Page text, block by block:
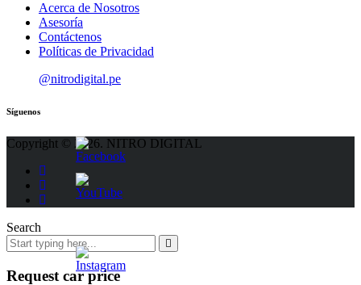
Acerca de Nosotros
Asesoría
Contáctenos
Políticas de Privacidad
@nitrodigital.pe
Síguenos
Copyright © 2026. NITRO DIGITAL
Search
Request car price